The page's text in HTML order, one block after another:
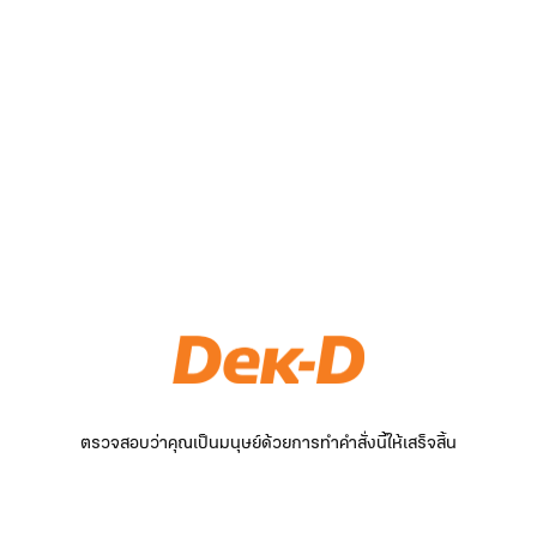
ตรวจสอบว่าคุณเป็นมนุษย์ด้วยการทำคำสั่งนี้ให้เสร็จสิ้น